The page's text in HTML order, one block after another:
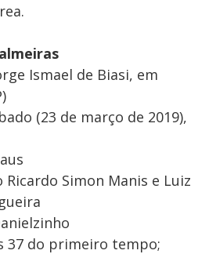
Ismael de Biasi, em
(23 de março de 2019),
Ricardo Simon Manis e Luiz
37 do primeiro tempo;